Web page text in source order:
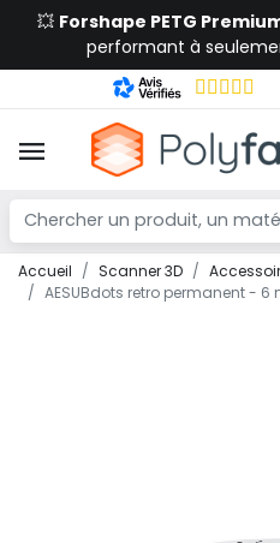
💥 Forshape PETG
performant à
Accueil Scanner 3D
AESUBdots retro permanent - 6